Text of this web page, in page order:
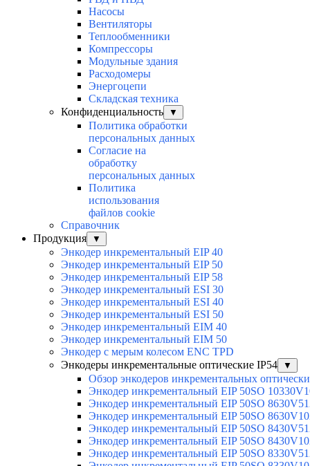
Насосы
Вентиляторы
Теплообменники
Компрессоры
Модульные здания
Расходомеры
Энергоцепи
Складская техника
Конфиденциальность
▼
Политика обработки
персональных данных
Согласие на
обработку
персональных данных
Политика
использования
файлов cookie
Справочник
Продукция
▼
Энкодер инкрементальный EIP 40
Энкодер инкрементальный EIP 50
Энкодер инкрементальный EIP 58
Энкодер инкрементальный ESI 30
Энкодер инкрементальный ESI 40
Энкодер инкрементальный ESI 50
Энкодер инкрементальный EIM 40
Энкодер инкрементальный EIM 50
Энкодер с мерым колесом ENC TPD
Энкодеры инкрементальные оптические IP54
▼
Обзор энкодеров инкрементальных
Энкодер инкрементальный EIP 50SO
Энкодер инкрементальный EIP 50SO
Энкодер инкрементальный EIP 50SO
Энкодер инкрементальный EIP 50SO
Энкодер инкрементальный EIP 50SO
Энкодер инкрементальный EIP 50SO